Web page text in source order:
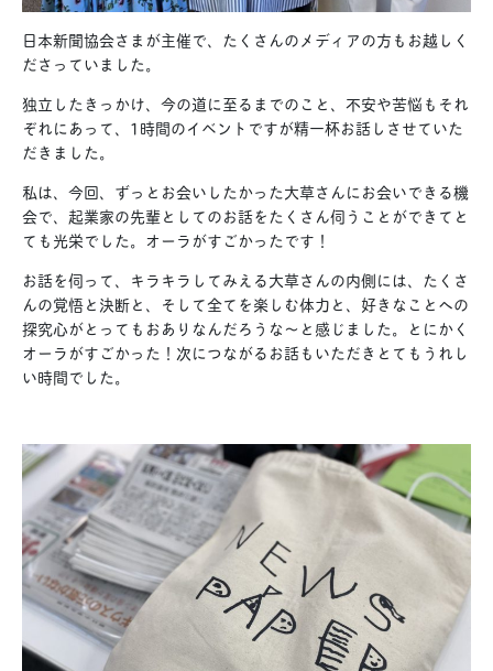
日本新聞協会さまが主催で、たくさんのメディアの方もお越しく
ださっていました。
独立したきっかけ、今の道に至るまでのこと、不安や苦悩もそれ
ぞれにあって、1時間のイベントですが精一杯お話しさせていた
だきました。
私は、今回、ずっとお会いしたかった大草さんにお会いできる機
会で、起業家の先輩としてのお話をたくさん伺うことができてと
ても光栄でした。オーラがすごかったです！
お話を伺って、キラキラしてみえる大草さんの内側には、たくさ
んの覚悟と決断と、そして全てを楽しむ体力と、好きなことへの
探究心がとってもおありなんだろうな〜と感じました。とにかく
オーラがすごかった！次につながるお話もいただきとてもうれし
い時間でした。